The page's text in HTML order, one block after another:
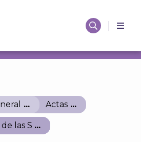
Actas
las Sesiones del Consejo